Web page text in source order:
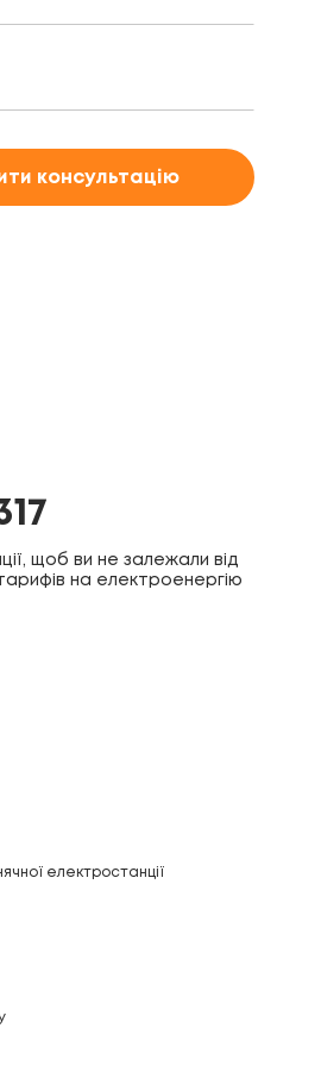
консультацію
щоб ви не залежали від
на електроенергію
електростанції